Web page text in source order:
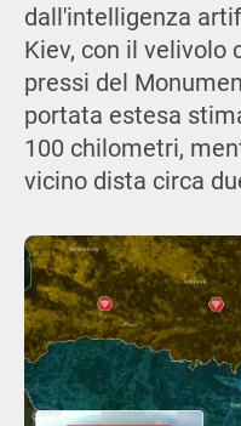
dall'intelligenza
Kiev, con il velivolo
pressi del
portata estesa
100 chilometri,
vicino dista circa